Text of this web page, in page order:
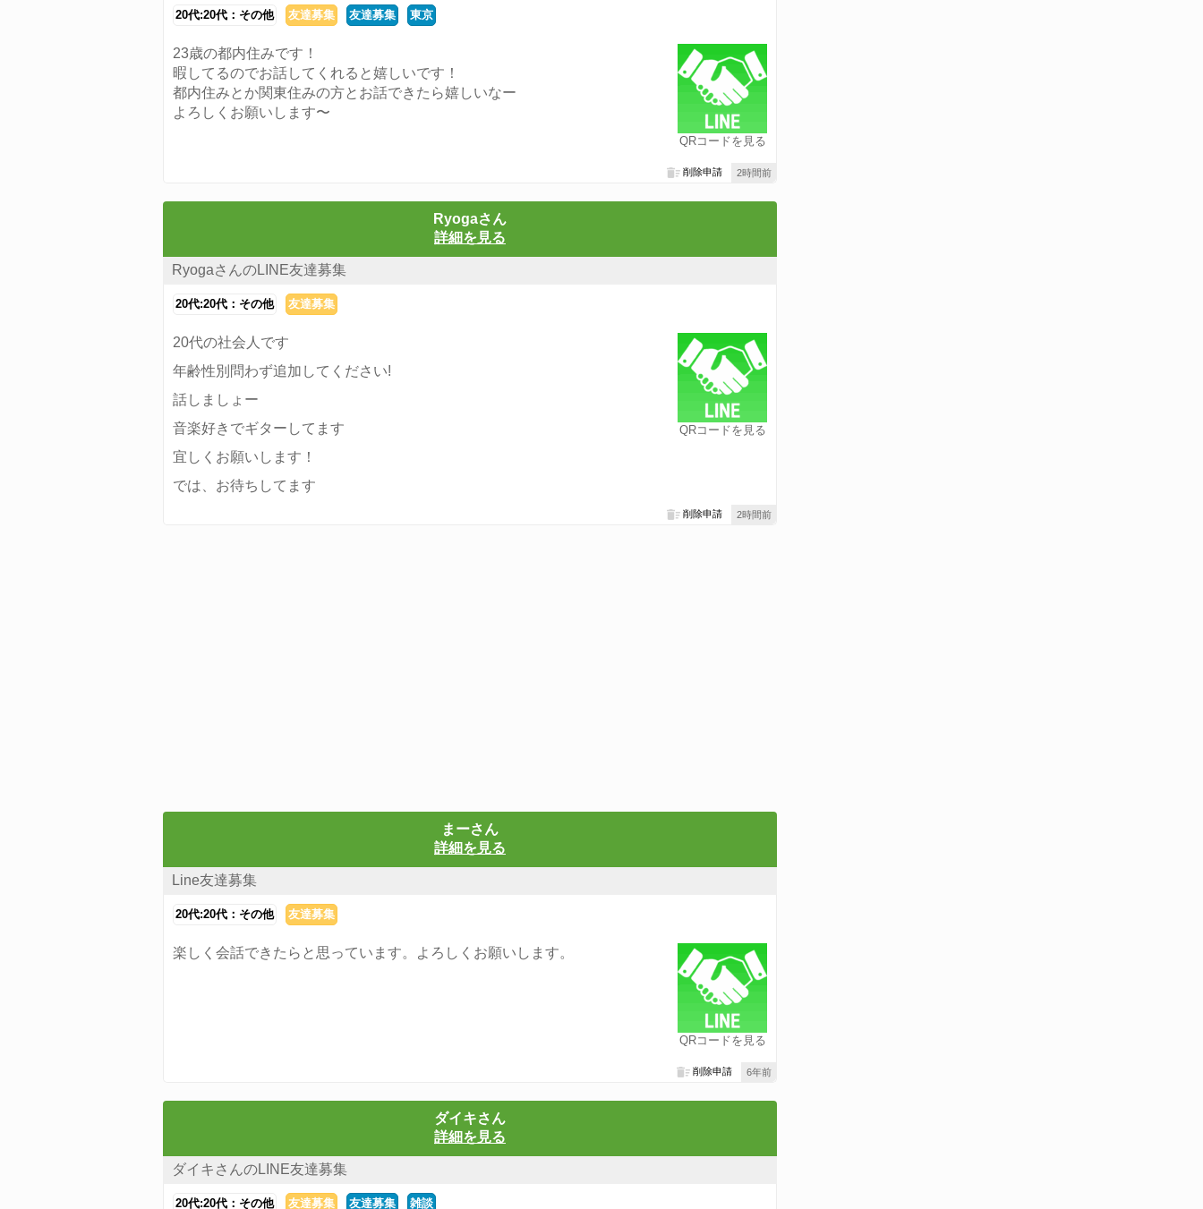
20代:20代：その他 友達募集 友達募集 東京
QRコードを見る
23歳の都内住みです！
暇してるのでお話してくれると嬉しいです！
都内住みとか関東住みの方とお話できたら嬉しいなー
よろしくお願いします〜
2時間前
削除申請
Ryogaさん
詳細を見る
RyogaさんのLINE友達募集
20代:20代：その他 友達募集
QRコードを見る
20代の社会人です
年齢性別問わず追加してください!
話しましょー
音楽好きでギターしてます
宜しくお願いします！
では、お待ちしてます
2時間前
削除申請
まーさん
詳細を見る
Line友達募集
20代:20代：その他 友達募集
QRコードを見る
楽しく会話できたらと思っています。よろしくお願いします。
6年前
削除申請
ダイキさん
詳細を見る
ダイキさんのLINE友達募集
20代:20代：その他 友達募集 友達募集 雑談